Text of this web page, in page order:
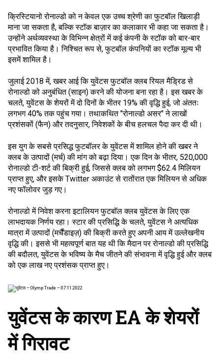
क्रिस्टियानो रोनाल्डो को न केवल एक उच्च श्रेणी का फुटबॉल खिलाड़ी
माना जा सकता है, बल्कि स्टॉक बाज़ार का कलाकार भी कहा जा सकता है।
उन्होंने अर्थव्यवस्था के विभिन्न क्षेत्रों में कई कंपनी के स्टॉक को बार-बार
प्रभावित किया है। निश्चित रूप से, फुटबॉल कंपनियों का स्टॉक मूल्य भी
इसमें शामिल है।
जुलाई 2018 में, खबर आई कि युवेंटस फुटबॉल क्लब रियल मैड्रिड से
रोनाल्डो को अनुबंधित (साइन) करने की योजना बना रहा है। इस खबर के
चलते, युवेंटस के शेयरों में दो दिनों के भीतर 19% की वृद्धि हुई, जो अंततः
लगभग 40% तक पहुंच गया। तथाकथित "रोनाल्डो असर" ने लाखों
प्रशंसकों (फैन) और तदनुसार, निवेशकों के बीच हलचल पैदा कर दी थी।
इस युग के सबसे प्रसिद्ध फुटबॉलर के युवेंटस में शामिल होने की खबर ने
क्लब के उत्पादों (मर्च) की मांग को बढ़ा दिया। एक दिन के भीतर, 520,000
रोनाल्डो टी-शर्ट की बिक्री हुई, जिससे क्लब को लगभग $62.4 मिलियन
प्राप्त हुए, और इसके Twitter अकाउंट से रातोंरात एक मिलियन से अधिक
नए फॉलोवर जुड़ गए।
रोनाल्डो में निवेश करना इटालियन फुटबॉल क्लब युवेंटस के लिए एक
लाभदायक निर्णय रहा। स्टार की प्रसिद्धि के चलते, युवेंटस ने अत्यधिक
मात्रा में उत्पादों (मर्चैंडाइज़) की बिक्री करते हुए अपनी आय में उल्लेखनीय
वृद्धि की। इससे भी महत्वपूर्ण बात यह थी कि मैदान पर रोनाल्डो की प्रसिद्धि
की बदौलत, युवेंटस के भविष्य के मैच जीतने की संभावना में वृद्धि हुई और क्लब
को एक लाख नए प्रशंसक प्राप्त हुए।
युवेंटस के कारण EA के शेयरों
में गिरावट